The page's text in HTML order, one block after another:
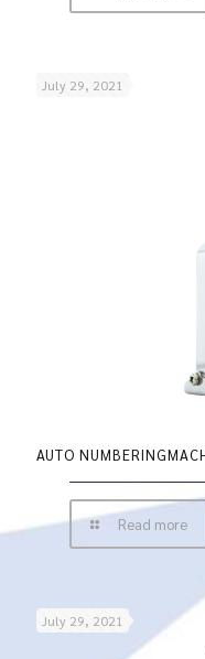
July 29, 2021
AUTO
Read more
July 29, 2021